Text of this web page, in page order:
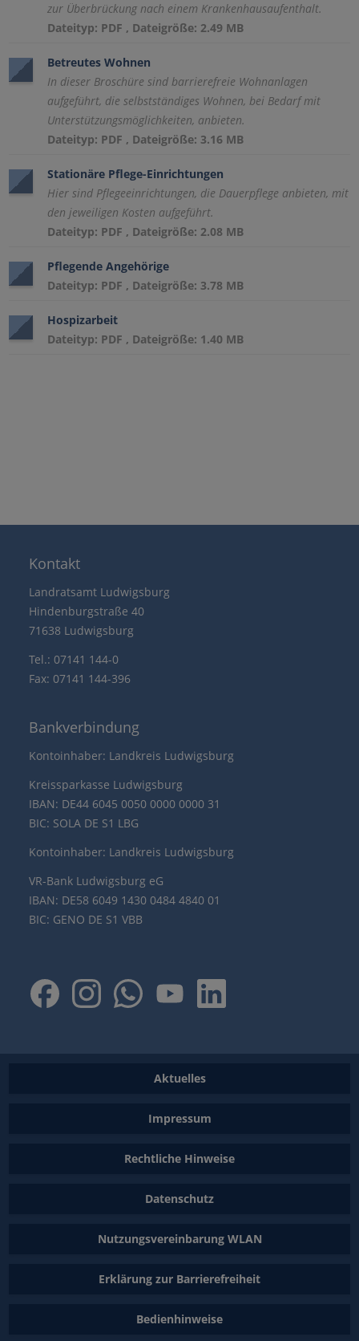
zur Überbrückung nach einem Krankenhausaufenthalt.
Dateityp: PDF , Dateigröße: 2.49 MB
Betreutes Wohnen
In dieser Broschüre sind barrierefreie Wohnanlagen
aufgeführt, die selbstständiges Wohnen, bei Bedarf mit
Unterstützungsmöglichkeiten, anbieten.
Dateityp: PDF , Dateigröße: 3.16 MB
Stationäre Pflege-Einrichtungen
Hier sind Pflegeeinrichtungen, die Dauerpflege anbieten, mit
den jeweiligen Kosten aufgeführt.
Dateityp: PDF , Dateigröße: 2.08 MB
Pflegende Angehörige
Dateityp: PDF , Dateigröße: 3.78 MB
Hospizarbeit
Dateityp: PDF , Dateigröße: 1.40 MB
Kontakt
Landratsamt Ludwigsburg
Hindenburgstraße 40
71638 Ludwigsburg
Tel.: 07141 144-0
Fax: 07141 144-396
Bankverbindung
Kontoinhaber: Landkreis Ludwigsburg
Kreissparkasse Ludwigsburg
IBAN: DE44 6045 0050 0000 0000 31
BIC: SOLA DE S1 LBG
Kontoinhaber: Landkreis Ludwigsburg
VR-Bank Ludwigsburg eG
IBAN: DE58 6049 1430 0484 4840 01
BIC: GENO DE S1 VBB
Aktuelles
Impressum
Rechtliche Hinweise
Datenschutz
Nutzungsvereinbarung WLAN
Erklärung zur Barrierefreiheit
Bedienhinweise